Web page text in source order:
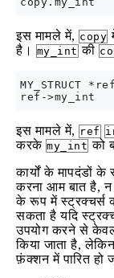
इस मामले में, copy
है।
my_int की
MY_STRUCT
इस मामले में, ref
करके my_int को
कार्यों के मापदंडों
करना आम बात है,
के रूप में स्ट्रक्चर्स
सकता है यदि
उपयोग करने से केवल
किया जाता है,
फ़ंक्शन में पारित हो